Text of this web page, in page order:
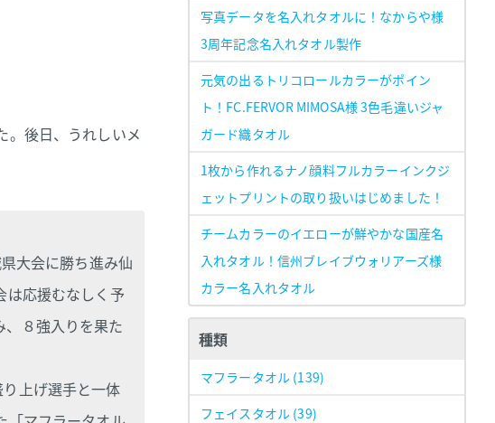
。後日、うれしいメ
大会に勝ち進み仙
は応援むなしく予
８強入りを果た
上げ選手と一体
写真データを名入れタオルに！なからや様
3周年記念名入れタオル製作
元気の出るトリコロールカラーがポイン
ト！FC.FERVOR MIMOSA様 3色毛違いジャ
ガード織タオル
1枚から作れるナノ顔料フルカラーインクジ
ェットプリントの取り扱いはじめました！
チームカラーのイエローが鮮やかな国産名
入れタオル！信州ブレイブウォリアーズ様
カラー名入れタオル
種類
マフラータオル (139)
フェイスタオル (39)